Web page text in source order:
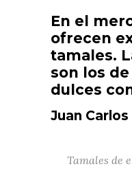
En el
ofrecen
tamales.
son los
dulces
Juan
Tamales de